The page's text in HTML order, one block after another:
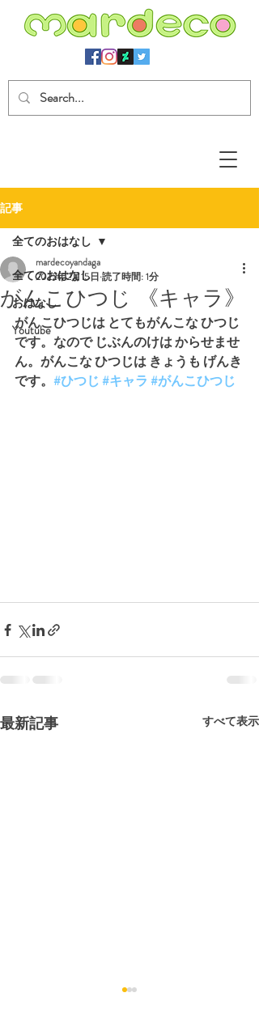
記事
全てのおはなし
おはなし
Youtube
全てのおはなし
がんこひつじ 《キャラ》
mardecoyandaga
2022年2月15日 読了時間: 1分
がんこひつじは とてもがんこな ひつじ
です。なので じぶんのけは からせませ
ん。がんこな ひつじは きょうも げんき
です。 #ひつじ#キャラ #がんこひつじ
最新記事 すべて表示